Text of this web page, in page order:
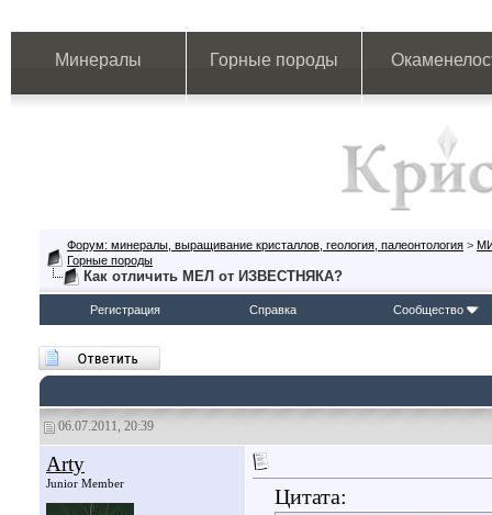
Минералы Горные породы
Форум: минералы, выращивание кристаллов, геология, палеонтология >
Горные породы
Как отличить МЕЛ от ИЗВЕСТНЯКА?
Регистрация Справка Сообщество
06.07.2011, 20:39
Arty
Junior Member
Цитата: